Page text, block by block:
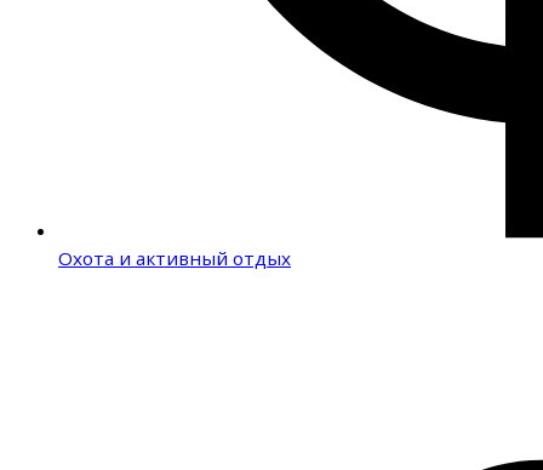
Охота и активный отдых